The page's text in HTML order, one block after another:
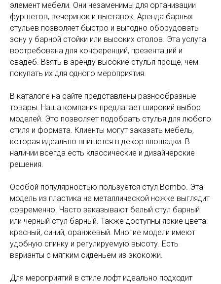
элемент мебели. Они незаменимы для организации
фуршетов, вечеринок и выставок. Аренда барных
стульев позволяет быстро и выгодно оборудовать
зону у барной стойки или высоких столов. Эта услуга
востребована для конференций, презентаций и
свадеб. Взять в аренду высокие стулья проще, чем
покупать их для одного мероприятия.
В каталоге на сайте представлены разнообразные
товары. Наша компания предлагает широкий выбор
моделей. Это позволяет подобрать стулья для любого
стиля и формата. Клиенты могут заказать мебель,
которая идеально впишется в декор площадки. В
наличии всегда есть классические и дизайнерские
решения.
Особой популярностью пользуется стул Bombo. Эта
модель из пластика на металлической ножке выглядит
современно. Часто заказывают белый стул барный
или черный стул барный. Также доступны яркие цвета:
красный, синий, оранжевый. Многие модели имеют
удобную спинку и регулируемую высоту. Есть
варианты с мягким сиденьем из экокожи.
Для мероприятий в стиле лофт идеально подходит